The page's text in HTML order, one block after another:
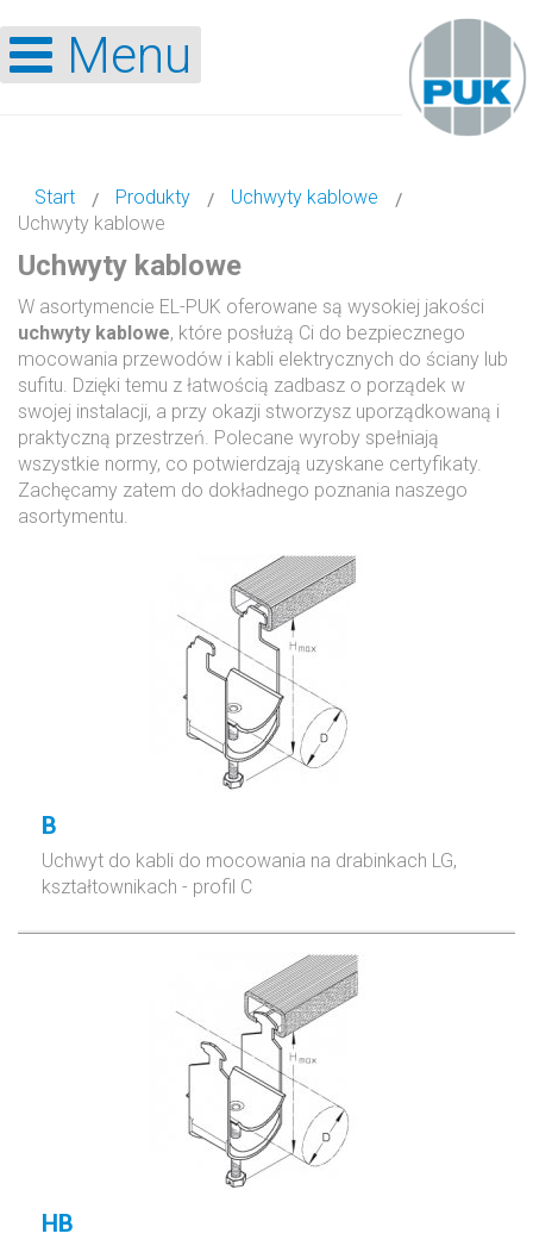
Menu
Start Produkty
Uchwyty kablowe
Uchwyty kablowe
Uchwyty kablowe
W asortymencie EL-PUK oferowane są wysokiej jakości
uchwyty kablowe, które posłużą Ci do bezpiecznego
mocowania przewodów i kabli elektrycznych do ściany lub
sufitu. Dzięki temu z łatwością zadbasz o porządek w
swojej instalacji, a przy okazji stworzysz uporządkowaną i
praktyczną przestrzeń. Polecane wyroby spełniają
wszystkie normy, co potwierdzają uzyskane certyfikaty.
Zachęcamy zatem do dokładnego poznania naszego
asortymentu.
B
Uchwyt do kabli do mocowania na drabinkach LG,
kształtownikach - profil C
HB